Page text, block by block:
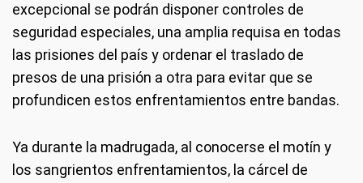
excepcional se podrán disponer controles de
seguridad especiales, una amplia requisa en todas
las prisiones del país y ordenar el traslado de
presos de una prisión a otra para evitar que se
profundicen estos enfrentamientos entre bandas.
Ya durante la madrugada, al conocerse el motín y
los sangrientos enfrentamientos, la cárcel de